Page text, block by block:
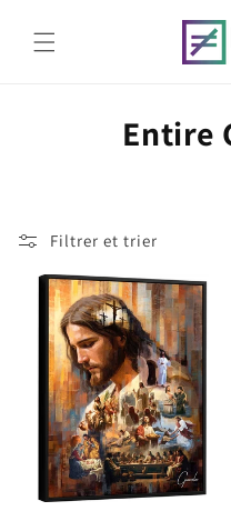
au
C
l
e
c
t
i
o
Entire
Filtrer et trier